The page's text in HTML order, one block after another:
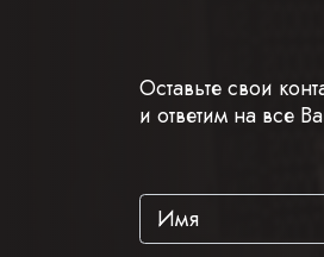
Оставьте свои
и ответим на все